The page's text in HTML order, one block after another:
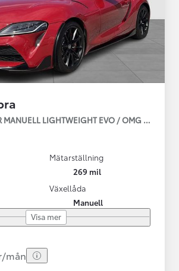
MANUELL LIGHTWEIGHT EVO / OMG LEV!
Mätarställning
269 mil
Växellåda
Manuell
Visa mer
mån